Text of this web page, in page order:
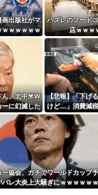
画出版社がマ
ｗｗｗｗｗ
ハズレのフード
店ｗｗｗ
、北中米W
に幻滅した
…』
【悲報】「下げ
けど…」消費減
分と同じだけ商
頭価格を変
協会、ガチでワールドカップ
バレ大炎上大騒ぎにｗｗｗｗｗ